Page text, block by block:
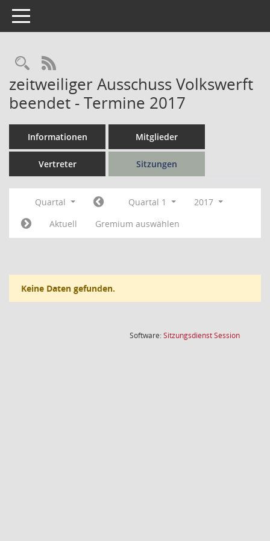
Toggle navigation
Rechercheauswahl
RSS-Feed
zeitweiliger Ausschuss Volkswerft
beendet - Termine 2017
Informationen Mitglieder
Vertreter Sitzungen
Quartal Quartal 1
2017
Aktuell
Gremium auswählen
Keine Daten gefunden.
Software:SitzungsdienstSession(Wird in